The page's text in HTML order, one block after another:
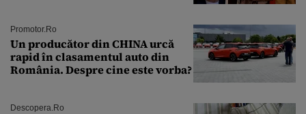
Promotor.ro
Un producător din CHINA urcă
rapid în clasamentul auto din
România. Despre cine este vorba?
Descopera.ro